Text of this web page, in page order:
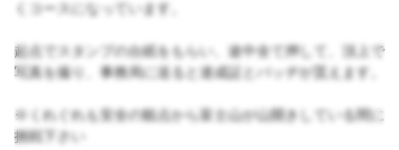
くコースになっています。
起点でスタンプの台紙をもらい、途中全て押して、頂上で
写真を撮り、事務局に送ると達成証とバッヂが貰えます。
※くれぐれも安全の観点から富士山が山開きしている間に
挑戦下さい